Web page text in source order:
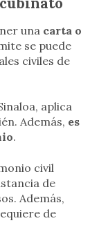
una carta o
se puede
civiles de
aplica
Además, es
.
civil
de
Además,
de